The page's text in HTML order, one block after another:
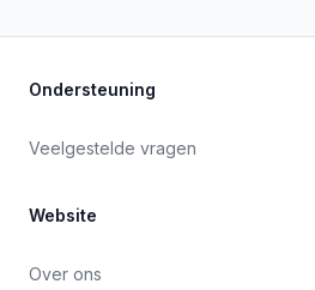
Ondersteuning
Veelgestelde vragen
Website
Over ons